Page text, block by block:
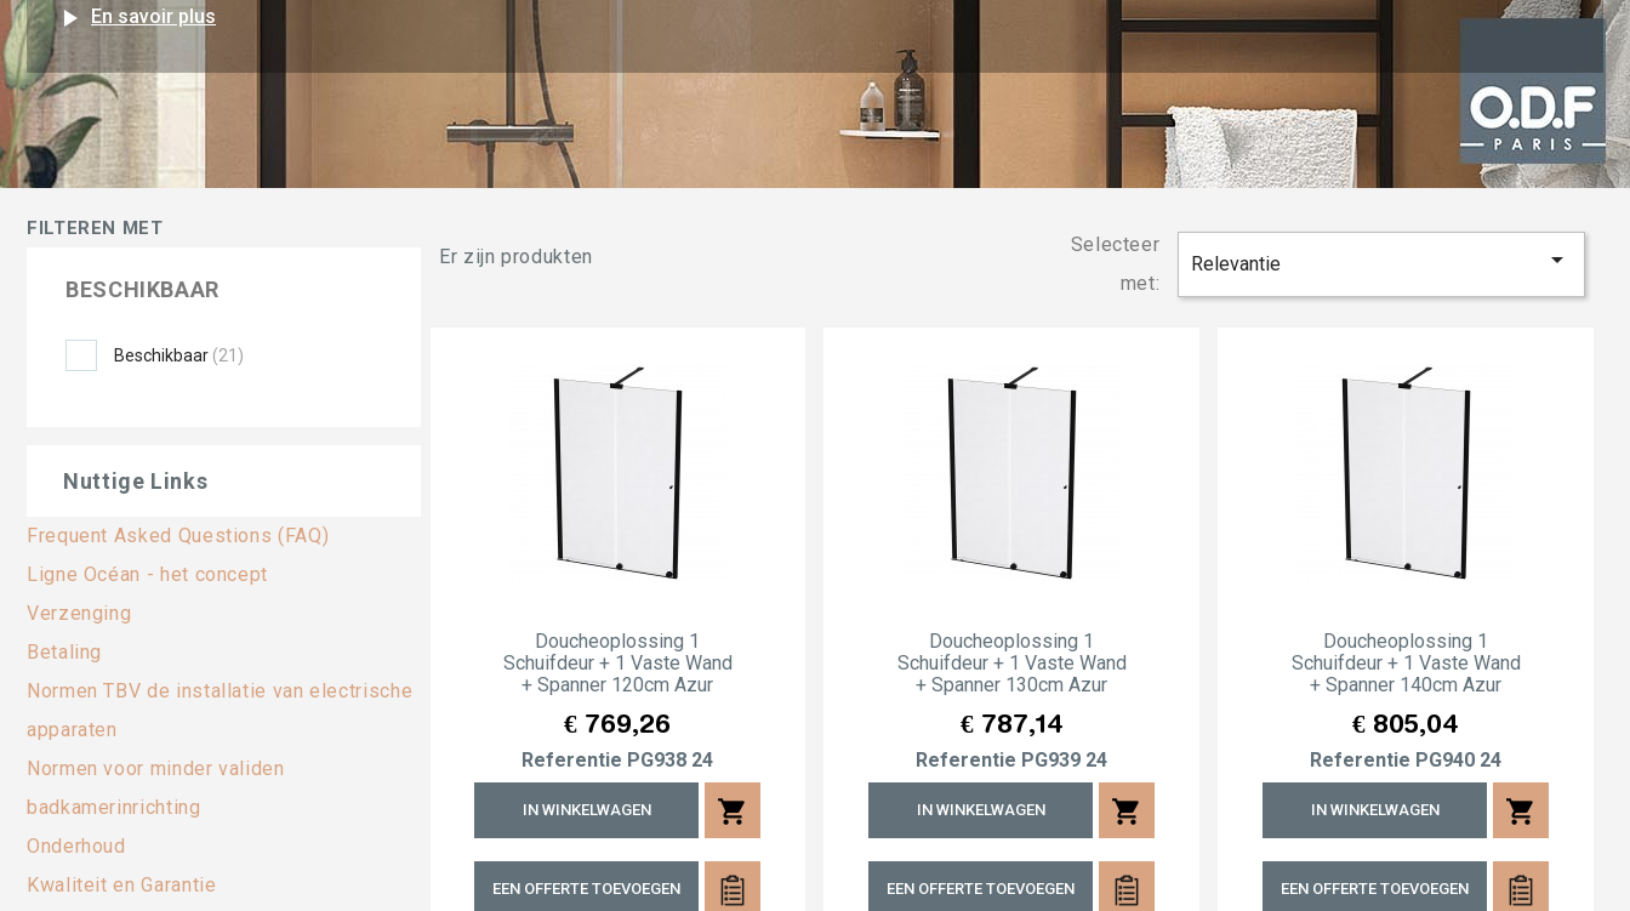
play_arrow En savoir plus
FILTEREN MET
BESCHIKBAAR
Beschikbaar (21)
Nuttige Links
Frequent Asked Questions (FAQ)
Ligne Océan - het concept
Verzenging
Betaling
Normen TBV de installatie van electrische
apparaten
Normen voor minder validen
badkamerinrichting
Onderhoud
Kwaliteit en Garantie
Er zijn produkten
Selecteer
met:
Relevantie 
Doucheoplossing 1
Schuifdeur + 1 Vaste Wand
+ Spanner 120cm Azur
Prijs
€ 769,26
Referentie PG938 24
IN WINKELWAGEN shopping_cart
EEN OFFERTE TOEVOEGEN
Doucheoplossing 1
Schuifdeur + 1 Vaste Wand
+ Spanner 130cm Azur
Prijs
€ 787,14
Referentie PG939 24
IN WINKELWAGEN shopping_cart
EEN OFFERTE TOEVOEGEN
Doucheoplossing 1
Schuifdeur + 1 Vaste Wand
+ Spanner 140cm Azur
Prijs
€ 805,04
Referentie PG940 24
IN WINKELWAGEN shopping_cart
EEN OFFERTE TOEVOEGEN